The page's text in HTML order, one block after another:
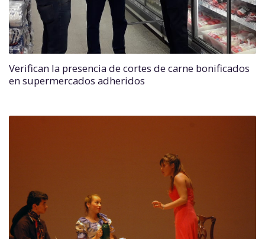
Verifican la presencia de cortes de carne bonificados
en supermercados adheridos